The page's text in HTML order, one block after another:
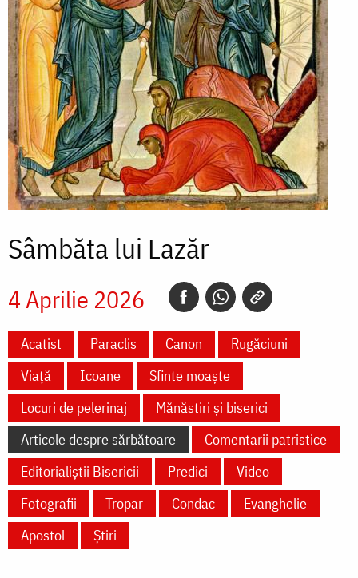
Sâmbăta lui Lazăr
4 Aprilie 2026
Acatist Paraclis Canon
Rugăciuni
Viață
Icoane
Sfinte moaște
Locuri de pelerinaj
Mănăstiri și biserici
Articole despre sărbătoare
Comentarii patristice
Editorialiștii Bisericii
Predici
Video
Fotografii
Tropar Condac
Evanghelie
Apostol
Știri